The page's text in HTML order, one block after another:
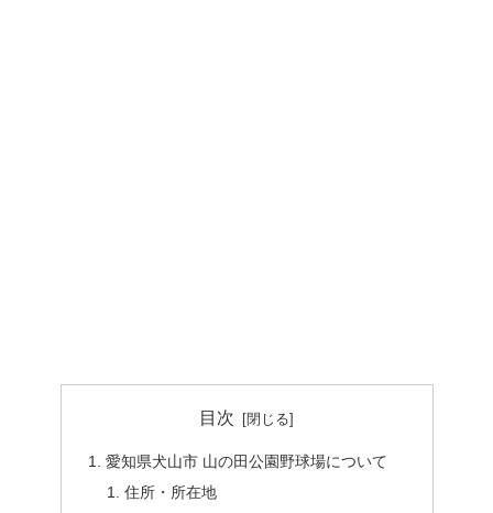
目次
愛知県犬山市 山の田公園野球場について
住所・所在地